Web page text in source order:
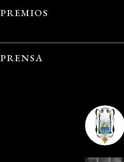
PREMIOS
PRENSA